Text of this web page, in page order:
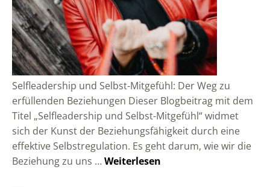
Selfleadership und Selbst-Mitgefühl: Der Weg zu
erfüllenden Beziehungen Dieser Blogbeitrag mit dem
Titel „Selfleadership und Selbst-Mitgefühl“ widmet
sich der Kunst der Beziehungsfähigkeit durch eine
effektive Selbstregulation. Es geht darum, wie wir die
Beziehung zu uns …Weiterlesen